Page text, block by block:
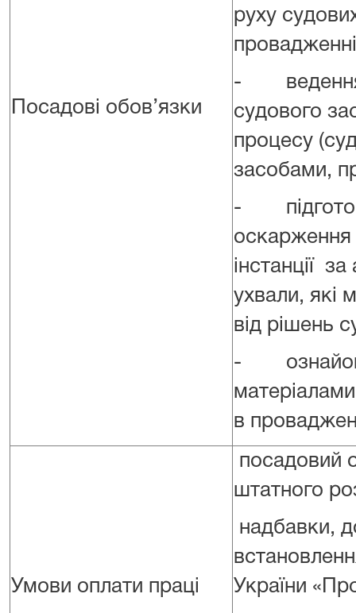
Посадові обов’язки
руху
- ведення
судового
процесу
засобами,
-
оскарження
інстанції
ухвали, які
від рішень
-
в
Умови оплати праці
посадовий
штатного
надбавки,
України